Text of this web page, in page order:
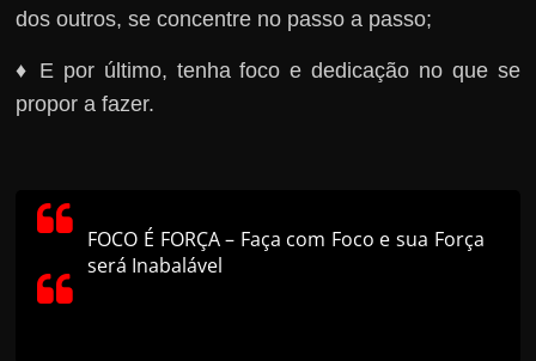
dos outros, se concentre no passo a passo;
♦ E por último, tenha foco e dedicação no que se
propor a fazer.
FOCO É FORÇA – Faça com Foco e sua Força
será Inabalável